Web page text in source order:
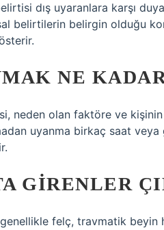
dış uyaranlara karşı
belirtilerin belirgin olduğu
NE
neden olan faktöre ve
uyanma birkaç saat
GIRENLER
felç, travmatik beyin